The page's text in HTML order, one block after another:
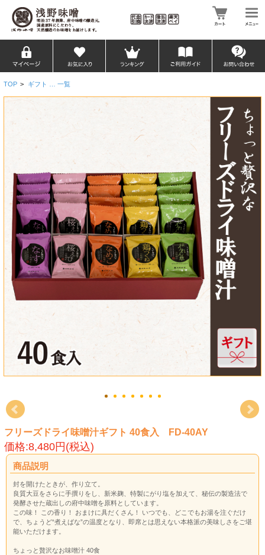
TOP > ギフト … 一覧
フリーズドライ味噌汁ギフト 40食入 FD-40AY
価格:8,480円(税込)
商品説明
封を開けたときが、作り立て。
良質大豆をさらに手撰りをし、新米麹、特製にがり塩を加えて、秘伝の製造法で
発酵させた蔵出しの府中味噌を原料としています。
この味！ この香り！ おまけに具だくさん！ いつでも、どこでもお湯を注ぐだけ
で、ちょうど“煮えばな”の温度となり、即席とは思えない本格派の美味しさをご堪
能いただけます。
ちょっと贅沢なお味噌汁 40食